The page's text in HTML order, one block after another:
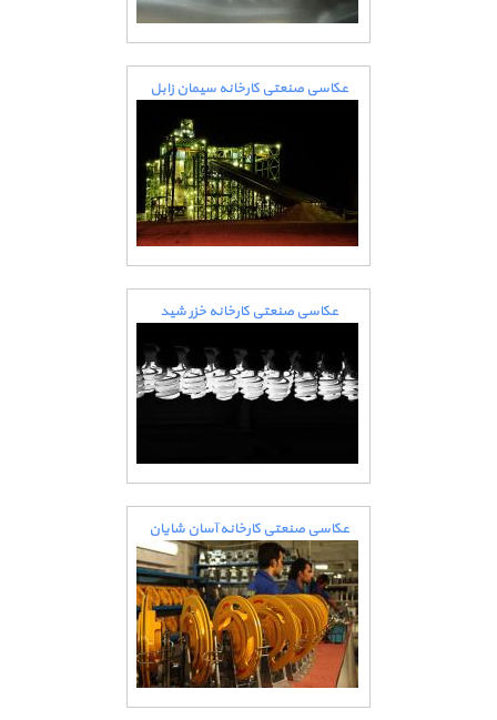
عکاسی صنعتی کارخانه سیمان زابل
عکاسی صنعتی کارخانه خزر شید
عکاسی صنعتی کارخانه آسان شایان